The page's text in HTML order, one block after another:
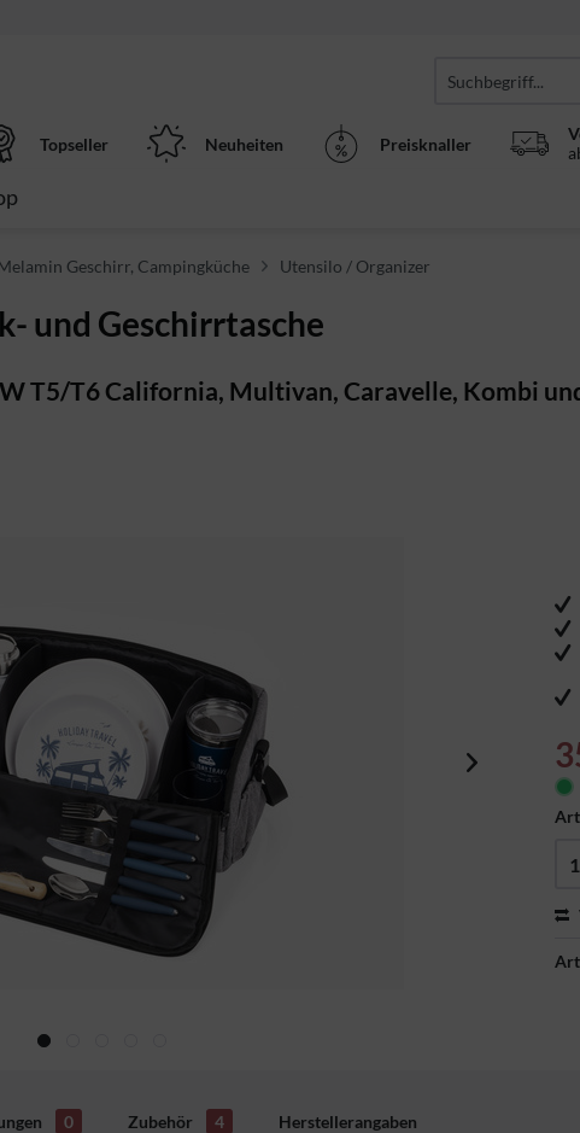
Topseller Neuheiten Preisknaller
Geschirr, Campingküche Utensilo / Organizer
und Geschirrtasche
T5/T6 California, Multivan, Caravelle, Kombi
0 Zubehör 4 Herstellerangaben